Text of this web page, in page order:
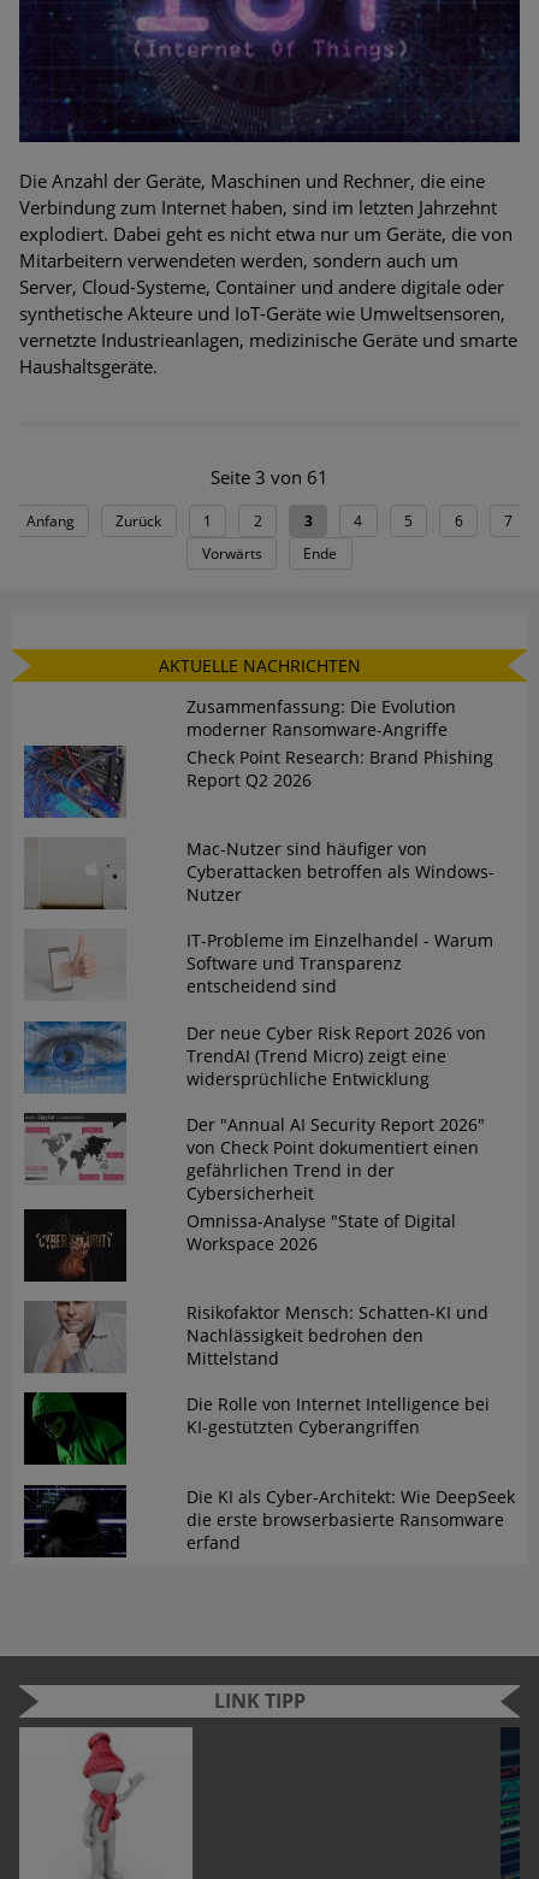
Die Anzahl der Geräte, Maschinen und Rechner, die eine
Verbindung zum Internet haben, sind im letzten Jahrzehnt
explodiert. Dabei geht es nicht etwa nur um Geräte, die von
Mitarbeitern verwendeten werden, sondern auch um
Server, Cloud-Systeme, Container und andere digitale oder
synthetische Akteure und IoT-Geräte wie Umweltsensoren,
vernetzte Industrieanlagen, medizinische Geräte und smarte
Haushaltsgeräte.
Seite 3 von 61
Anfang Zurück 1 2 3 4 5 6
7
Vorwärts
Ende
AKTUELLE NACHRICHTEN
Zusammenfassung: Die Evolution
moderner Ransomware-Angriffe
Check Point Research: Brand Phishing
Report Q2 2026
Mac-Nutzer sind häufiger von
Cyberattacken betroffen als Windows-
Nutzer
IT-Probleme im Einzelhandel - Warum
Software und Transparenz
entscheidend sind
Der neue Cyber Risk Report 2026 von
TrendAI (Trend Micro) zeigt eine
widersprüchliche Entwicklung
Der "Annual AI Security Report 2026"
von Check Point dokumentiert einen
gefährlichen Trend in der
Cybersicherheit
Omnissa-Analyse "State of Digital
Workspace 2026
Risikofaktor Mensch: Schatten-KI und
Nachlässigkeit bedrohen den
Mittelstand
Die Rolle von Internet Intelligence bei
KI-gestützten Cyberangriffen
Die KI als Cyber-Architekt: Wie DeepSeek
die erste browserbasierte Ransomware
erfand
LINK TIPP